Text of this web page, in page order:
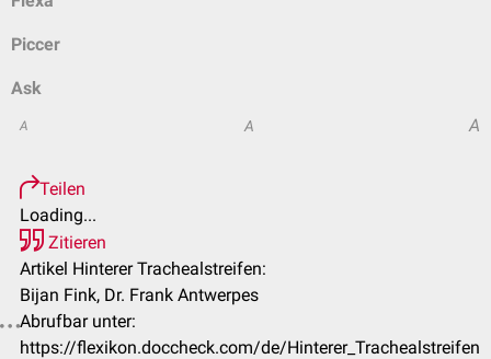
Piccer
Ask
A A A
Teilen
Loading...
Zitieren
Artikel Hinterer Trachealstreifen:
Bijan Fink, Dr. Frank Antwerpes
Abrufbar unter:
https://flexikon.doccheck.com/de/Hinterer_Trachealstreifen